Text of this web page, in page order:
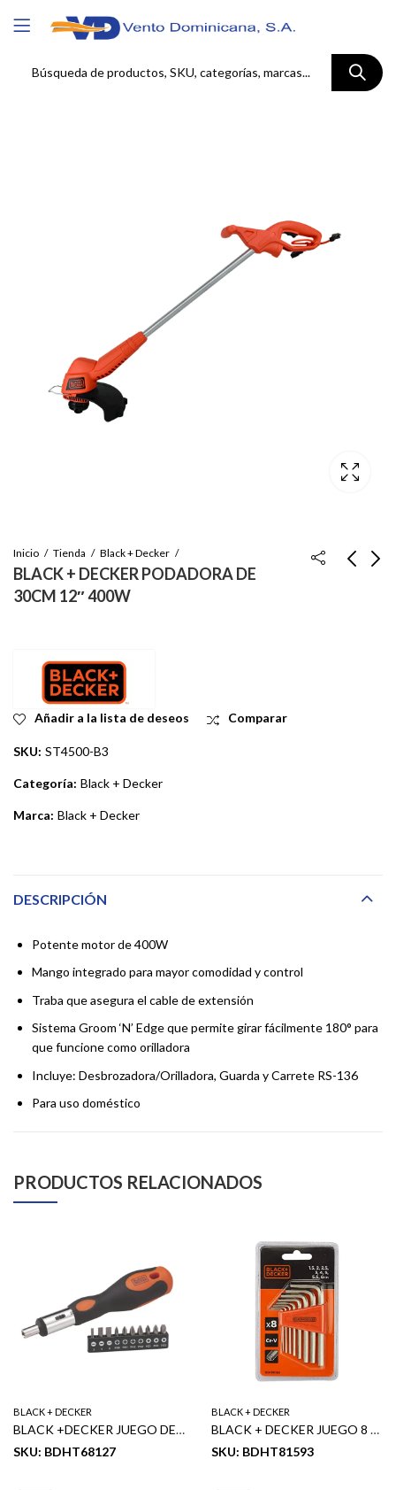
Inicio Tienda Black + Decker
BLACK + DECKER PODADORA DE
30CM 12″ 400W
Añadir a la lista de deseos Comparar
SKU: ST4500-B3
Categoría: Black + Decker
Marca: Black + Decker
DESCRIPCIÓN
Potente motor de 400W
Mango integrado para mayor comodidad y control
Traba que asegura el cable de extensión
Sistema Groom ‘N’ Edge que permite girar fácilmente 180° para
que funcione como orilladora
Incluye: Desbrozadora/Orilladora, Guarda y Carrete RS-136
Para uso doméstico
PRODUCTOS RELACIONADOS
BLACK + DECKER
BLACK +DECKER JUEGO DE DESTORNILLADORES DE TRINQUETE 10PCS
SKU: BDHT68127
BLACK + DECKER
BLACK + DECKER JUEGO 8 LLAVES HEXAGONALES TIPO ALLEN 1.5,2, 2.5, 3, 4,5, 5.5 6MM (6PCS)
SKU: BDHT81593